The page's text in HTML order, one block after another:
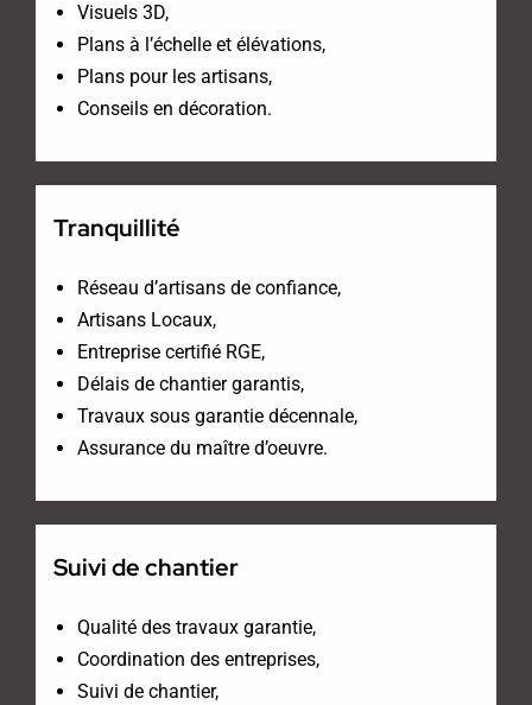
Visuels 3D,
Plans à l’échelle et élévations,
Plans pour les artisans,
Conseils en décoration.
Tranquillité
Réseau d’artisans de confiance,
Artisans Locaux,
Entreprise certifié RGE,
Délais de chantier garantis,
Travaux sous garantie décennale,
Assurance du maître d’oeuvre.
Suivi de chantier
Qualité des travaux garantie,
Coordination des entreprises,
Suivi de chantier,